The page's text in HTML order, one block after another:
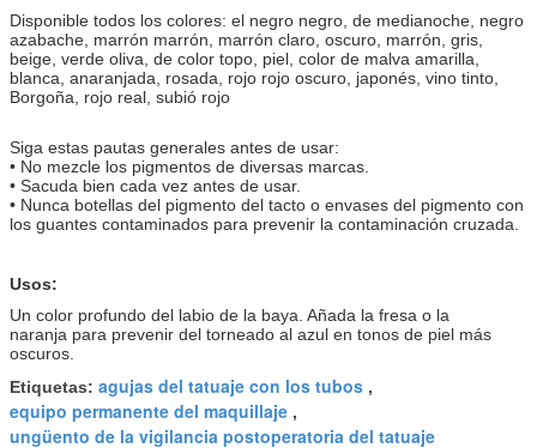
Disponible todos los colores: el negro negro, de medianoche, negro
azabache, marrón marrón, marrón claro, oscuro, marrón, gris,
beige, verde oliva, de color topo, piel, color de malva amarilla,
blanca, anaranjada, rosada, rojo rojo oscuro, japonés, vino tinto,
Borgoña, rojo real, subió rojo
Siga estas pautas generales antes de usar:
• No mezcle los pigmentos de diversas marcas.
• Sacuda bien cada vez antes de usar.
• Nunca botellas del pigmento del tacto o envases del pigmento con
los guantes contaminados para prevenir la contaminación cruzada.
Usos:
Un color profundo del labio de la baya. Añada la fresa o la
naranja para prevenir del torneado al azul en tonos de piel más
oscuros.
Etiquetas: agujas del tatuaje con los tubos ,
equipo permanente del maquillaje ,
ungüento de la vigilancia postoperatoria del tatuaje